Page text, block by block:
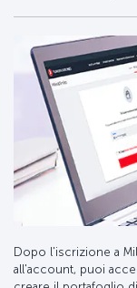
Dopo l'iscrizione a
all'account, puoi